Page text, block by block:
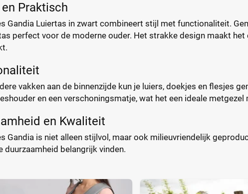
Praktisch
Gandia Luiertas in zwart combineert stijl met functionaliteit.
perfect voor de moderne ouder. Het strakke design maakt
vakken aan de binnenzijde kun je luiers, doekjes en flesjes
en een verschoningsmatje, wat het een ideale metgezel
en Kwaliteit
Gandia is niet alleen stijlvol, maar ook milieuvriendelijk
duurzaamheid belangrijk vinden.